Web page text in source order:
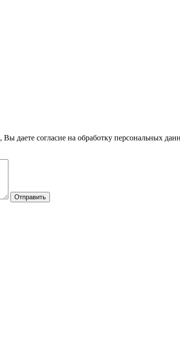
согласие на обработку персональных